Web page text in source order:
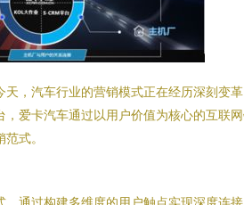
，汽车行业的营销模式正在经历深刻变
爱卡汽车通过以用户价值为核心的互联
式。
通过构建多维度的用户触点实现深度连